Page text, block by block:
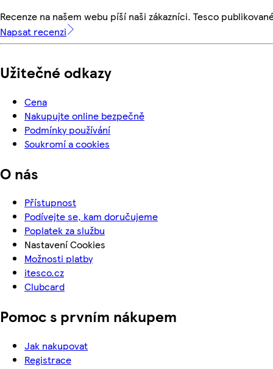
Recenze na našem webu píší naši zákazníci. Tesco
Napsat recenzi
Užitečné odkazy
Cena
Nakupujte online bezpečně
Podmínky používání
Soukromí a cookies
O nás
Přístupnost
Podívejte se, kam doručujeme
Poplatek za službu
Nastavení Cookies
Možnosti platby
itesco.cz
Clubcard
Pomoc s prvním nákupem
Jak nakupovat
Registrace